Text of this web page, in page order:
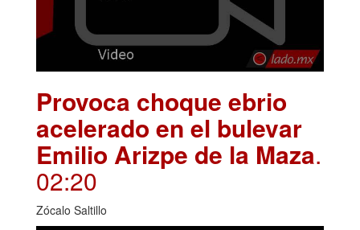
Provoca choque ebrio
acelerado en el bulevar
Emilio Arizpe de la Maza.
02:20
Zócalo Saltillo